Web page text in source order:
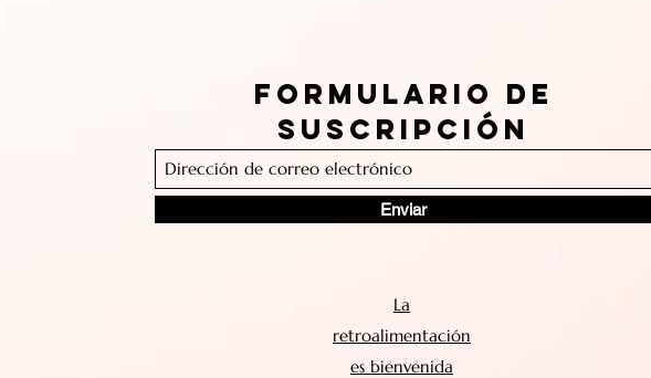
Formulario de
suscripción
Enviar
La
retroalimentación
es bienvenida